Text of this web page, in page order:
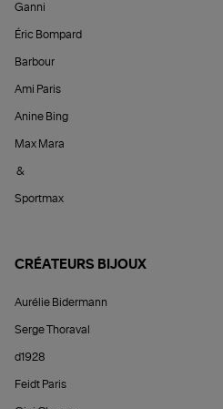
Ganni
Éric Bompard
Barbour
Ami Paris
Anine Bing
Max Mara
&
Sportmax
CRÉATEURS BIJOUX
Aurélie Bidermann
Serge Thoraval
d1928
Feidt Paris